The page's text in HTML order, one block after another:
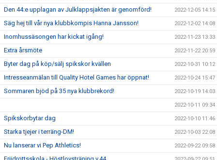
Den 44:e upplagan av Julklappsjakten är genomförd! 2022-12-05 14:15
Säg hej till vår nya klubbkompis Hanna Jansson! 2022-12-02 14:08
Inomhussäsongen har kickat igång! 2022-11-23 13:33
Extra årsmöte 2022-11-22 20:59
Byter dag på köp/sälj spikskor kvällen 2022-10-31 10:12
Intresseanmälan till Quality Hotel Games har öppnat! 2022-10-24 15:47
Sommaren bjöd på 35 nya klubbrekord! 2022-10-19 14:03
2022-10-11 09:34
Spikskorbytar dag 2022-10-10 11:46
Starka tjejer i terräng-DM! 2022-10-03 22:08
Nu lanserar vi Pep Athletics! 2022-09-22 09:58